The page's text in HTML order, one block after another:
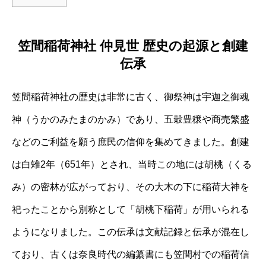
笠間稲荷神社 仲見世 歴史の起源と創建
伝承
笠間稲荷神社の歴史は非常に古く、御祭神は宇迦之御魂
神（うかのみたまのかみ）であり、五穀豊穣や商売繁盛
などのご利益を願う庶民の信仰を集めてきました。創建
は白雉2年（651年）とされ、当時この地には胡桃（くる
み）の密林が広がっており、その大木の下に稲荷大神を
祀ったことから別称として「胡桃下稲荷」が用いられる
ようになりました。この伝承は文献記録と伝承が混在し
ており、古くは奈良時代の編纂書にも笠間村での稲荷信